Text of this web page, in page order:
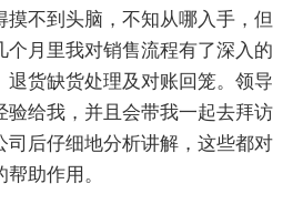
摸不到头脑，不知从哪入手，但
个月里我对销售流程有了深入的
退货缺货处理及对账回笼。领导
验给我，并且会带我一起去拜访
司后仔细地分析讲解，这些都对
助作用。